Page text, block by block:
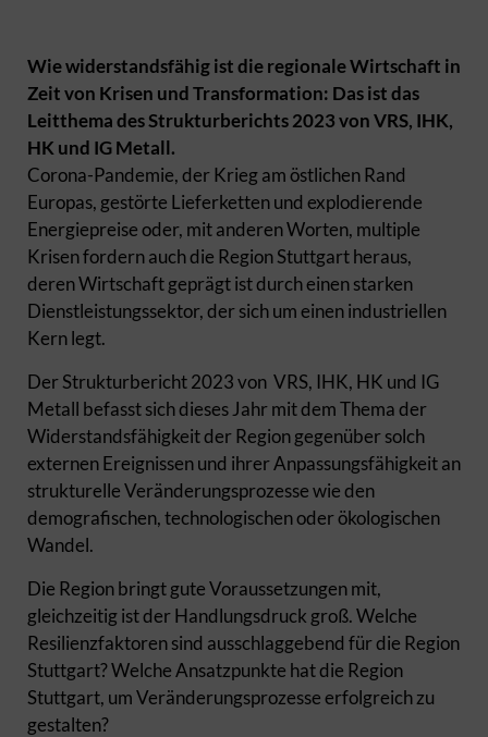
Wie widerstandsfähig ist die regionale Wirtschaft in
Zeit von Krisen und Transformation: Das ist das
Leitthema des Strukturberichts 2023 von VRS, IHK,
HK und IG Metall.
Corona-Pandemie, der Krieg am östlichen Rand
Europas, gestörte Lieferketten und explodierende
Energiepreise oder, mit anderen Worten, multiple
Krisen fordern auch die Region Stuttgart heraus,
deren Wirtschaft geprägt ist durch einen starken
Dienstleistungssektor, der sich um einen industriellen
Kern legt.
Der Strukturbericht 2023 von VRS, IHK, HK und IG
Metall befasst sich dieses Jahr mit dem Thema der
Widerstandsfähigkeit der Region gegenüber solch
externen Ereignissen und ihrer Anpassungsfähigkeit an
strukturelle Veränderungsprozesse wie den
demografischen, technologischen oder ökologischen
Wandel.
Die Region bringt gute Voraussetzungen mit,
gleichzeitig ist der Handlungsdruck groß. Welche
Resilienzfaktoren sind ausschlaggebend für die Region
Stuttgart? Welche Ansatzpunkte hat die Region
Stuttgart, um Veränderungsprozesse erfolgreich zu
gestalten?